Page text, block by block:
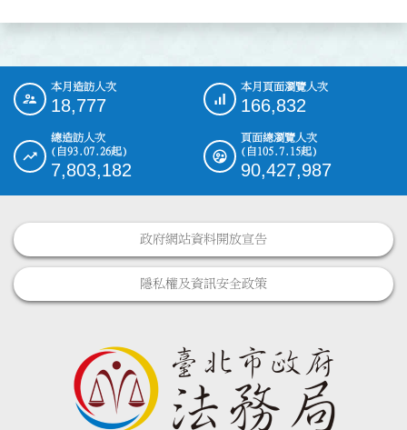
::: 本月造訪人次
18,777
本月頁面瀏覽人次
166,832
總造訪人次
(自93.07.26起)
7,803,182
頁面總瀏覽人次
(自105.7.15起)
90,427,987
政府網站資料開放宣告
隱私權及資訊安全政策